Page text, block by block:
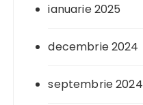
ianuarie 2025
decembrie 2024
septembrie 2024